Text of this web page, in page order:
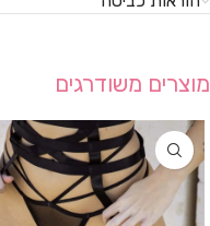
מוצרים משודרגים